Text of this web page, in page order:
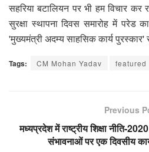
सहरिया बटालियन पर भी हम विचार कर
सुरक्षा स्थापना दिवस समारोह में परेड
'मुख्यमंत्री अदम्य साहसिक कार्य पुरस्कार'
Tags: CM Mohan Yadav featured
Previous
मध्यप्रदेश में राष्ट्रीय शिक्षा नीति-
संभावनाओं पर एक दिवसीय